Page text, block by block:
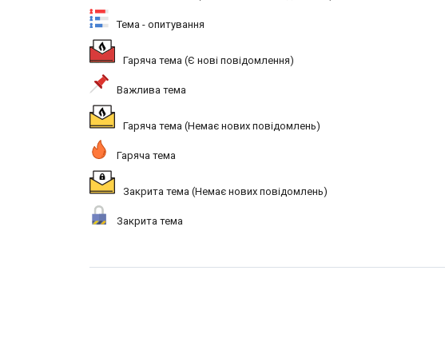
Тема - опитування
Гаряча тема (Є нові повідомлення)
Важлива тема
Гаряча тема (Немає нових повідомлень)
Гаряча тема
Закрита тема (Немає нових повідомлень)
Закрита тема